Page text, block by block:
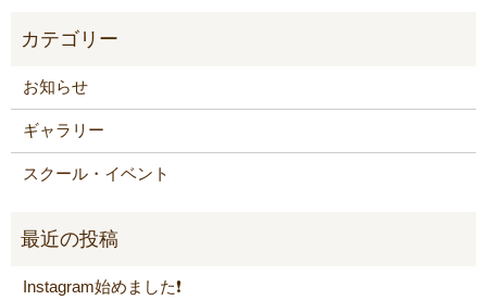
お知らせ
ギャラリー
スクール・イベント
Instagram始めました❗️